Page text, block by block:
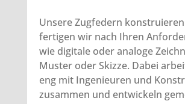
Unsere Zugfedern
fertigen wir nach Ihren
wie digitale oder analoge
Muster oder Skizze. Dabei
eng mit Ingenieuren und
zusammen und entwickeln